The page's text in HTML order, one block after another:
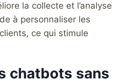
la collecte et l’analyse
à personnaliser les
ce qui stimule
chatbots sans